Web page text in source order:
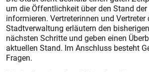
um die Öffentlichkeit über den Stand
informieren. Vertreterinnen und Vertreter
Stadtverwaltung erläutern den
nächsten Schritte und geben einen
aktuellen Stand. Im Anschluss besteht
Fragen.